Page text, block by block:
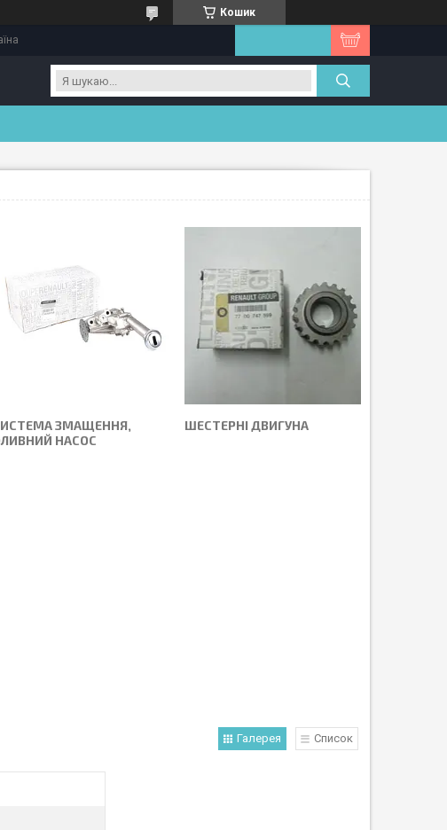
Кошик
ЗМАЩЕННЯ,
НАСОС
ШЕСТЕРНІ ДВИГУНА
Галерея Список